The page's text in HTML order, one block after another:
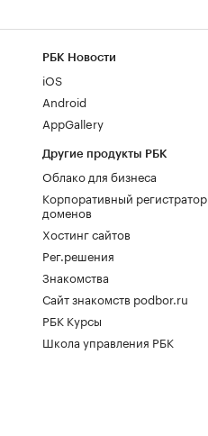
РБК Новости
iOS
Android
AppGallery
Другие продукты РБК
Облако для бизнеса
Корпоративный регистратор
доменов
Хостинг сайтов
Рег.решения
Знакомства
Сайт знакомств podbor.ru
РБК Курсы
Школа управления РБК